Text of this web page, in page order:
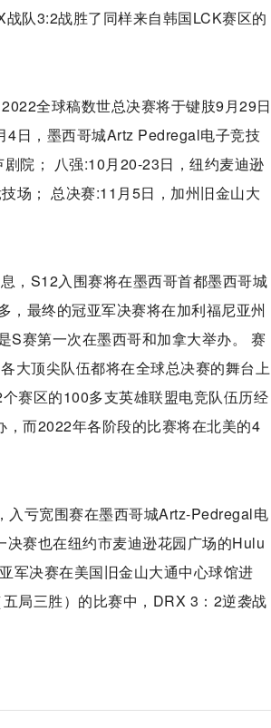
队3:2战胜了同样来自韩国LCK赛区的
全球稿数世总决赛将于键肢9月29日
4日，墨西哥城Artz Pedregal电子竞技
院； 八强:10月20-23日，纽约麦迪逊
场； 总决赛:11月5日，加州旧金山大
，S12入围赛将在墨西哥首都墨西哥城
，最终的冠亚军决赛将在加利福尼亚州
S赛第一次在墨西哥和加拿大举办。 赛
大顶尖队伍都将在全球总决赛的舞台上
赛区的100多支英雄联盟电竞队伍历经
而2022年各阶段的比赛将在北美的4
入亏宽围赛在墨西哥城Artz-Pedregal电
赛也在纽约市麦迪逊花园广场的Hulu
军决赛在美国旧金山大通中心球馆进
局三胜）的比赛中，DRX 3：2逆袭战